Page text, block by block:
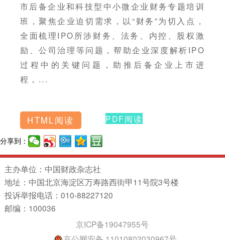
市后备企业和科技型中小微企业财务专题培训
班，聚焦企业迫切需求，以“财务”为切入点，
全面梳理IPO所涉财务、法务、内控、股权激
励、公司治理等问题，帮助企业深度解析IPO
过程中的关键问题，助推后备企业上市进
程，...
HTML阅读 PDF阅读
分享到：
主办单位：中国财政杂志社
地址：中国北京海淀区万寿路西街甲11号院3号楼
投诉举报电话：010-88227120
邮编：100036
京ICP备19047955号